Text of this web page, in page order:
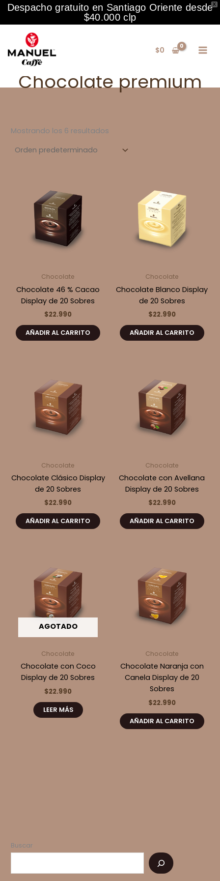
X
Despacho gratuito en Santiago Oriente desde
$40.000 clp
contenido
$0
Chocolate premium
Buscar
Mostrando los 6 resultados
Chocolate
Chocolate 46 % Cacao
Display de 20 Sobres
$22.990
AÑADIR AL CARRITO
Chocolate
Chocolate Blanco Display
de 20 Sobres
$22.990
AÑADIR AL CARRITO
Chocolate
Chocolate Clásico Display
de 20 Sobres
$22.990
AÑADIR AL CARRITO
Chocolate
Chocolate con Avellana
Display de 20 Sobres
$22.990
AÑADIR AL CARRITO
AGOTADO
Chocolate
Chocolate con Coco
Display de 20 Sobres
$22.990
LEER MÁS
Chocolate
Chocolate Naranja con
Canela Display de 20
Sobres
$22.990
AÑADIR AL CARRITO